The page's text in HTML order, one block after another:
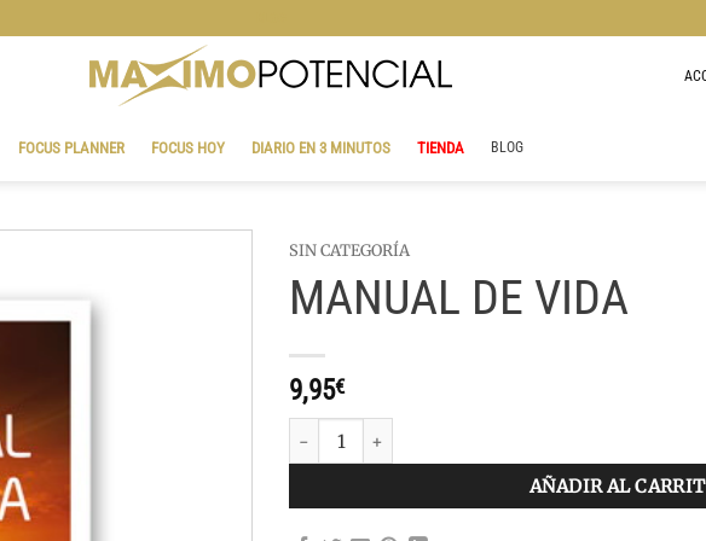
FOCUS PLANNER FOCUS HOY DIARIO EN 3 MINUTOS TIENDA BLOG
SIN CATEGORÍA
MANUAL DE VIDA
9,95€
MANUAL DE VIDA cantidad
AÑADIR AL